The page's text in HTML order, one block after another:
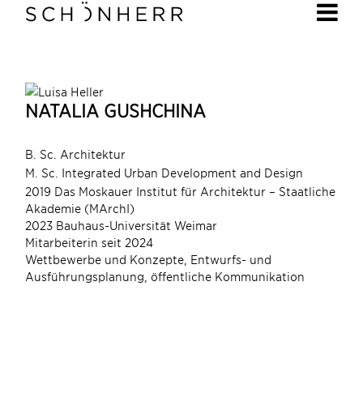
NATALIA GUSHCHINA
B. Sc. Architektur
M. Sc. Integrated Urban Development and Design
2019 Das Moskauer Institut für Architektur – Staatliche
Akademie (MArchI)
2023 Bauhaus-Universität Weimar
Mitarbeiterin seit 2024
Wettbewerbe und Konzepte, Entwurfs- und
Ausführungsplanung, öffentliche Kommunikation